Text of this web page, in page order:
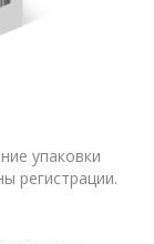
упаковки
регистрации.